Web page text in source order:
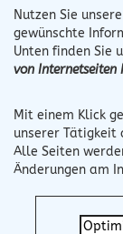
Nutzen Sie
gewünschte
Unten finden Sie
von Internetseiten
Mit einem Klick
unserer Tätigkeit
Alle Seiten
Änderungen am